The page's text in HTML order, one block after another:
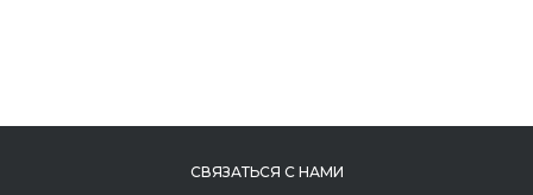
СВЯЗАТЬСЯ С НАМИ